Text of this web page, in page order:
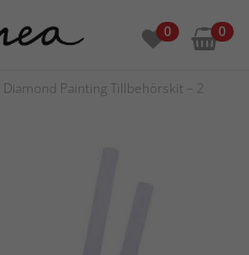
0 0
Diamond Painting Tillbehörskit – 2